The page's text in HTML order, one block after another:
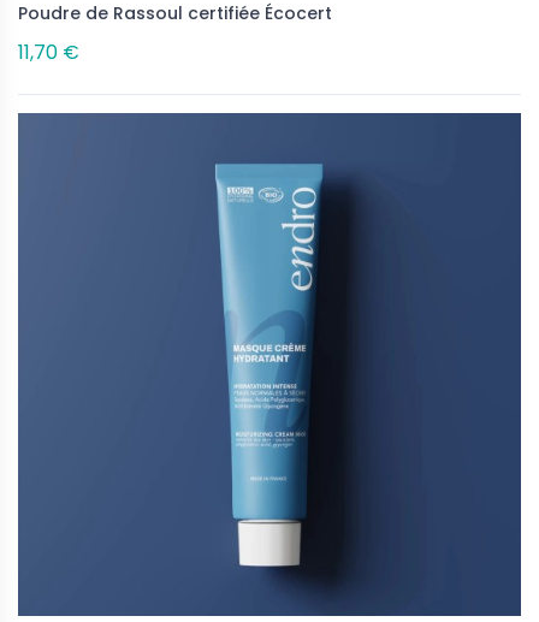
Poudre de Rassoul certifiée Écocert
11,70 €